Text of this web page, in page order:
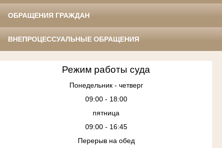
ОБРАЩЕНИЯ ГРАЖДАН
ВНЕПРОЦЕССУАЛЬНЫЕ ОБРАЩЕНИЯ
Режим работы суда
Понедельник - четверг
09:00 - 18:00
пятница
09:00 - 16:45
Перерыв на обед